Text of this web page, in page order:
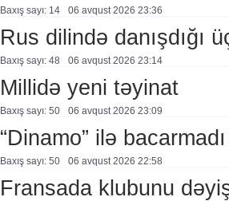
Baxış sayı: 14 06 avqust 2026 23:36
Rus dilində danışdığı
Baxış sayı: 48 06 avqust 2026 23:14
Millidə yeni təyinat
Baxış sayı: 50 06 avqust 2026 23:09
“Dinamo” ilə bacarmadı
Baxış sayı: 50 06 avqust 2026 22:58
Fransada klubunu